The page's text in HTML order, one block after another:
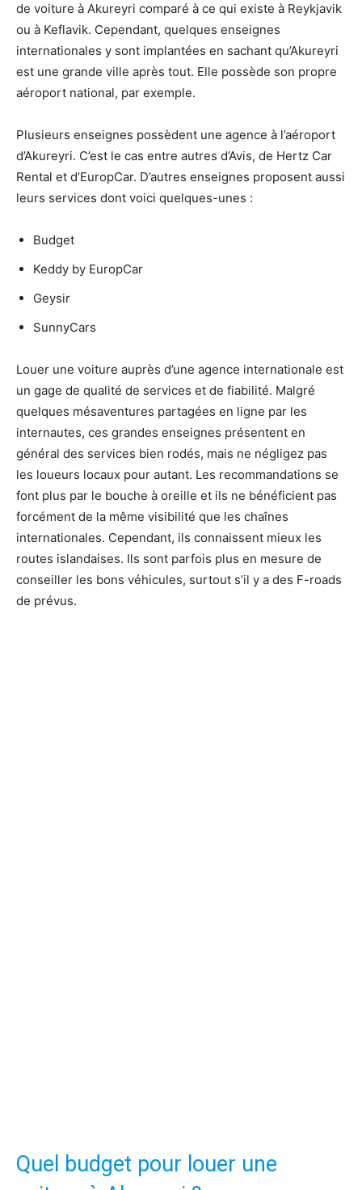
de voiture à Akureyri comparé à ce qui existe à Reykjavik
ou à Keflavik. Cependant, quelques enseignes
internationales y sont implantées en sachant qu’Akureyri
est une grande ville après tout. Elle possède son propre
aéroport national, par exemple.
Plusieurs enseignes possèdent une agence à l’aéroport
d’Akureyri. C’est le cas entre autres d’Avis, de Hertz Car
Rental et d’EuropCar. D’autres enseignes proposent aussi
leurs services dont voici quelques-unes :
Budget
Keddy by EuropCar
Geysir
SunnyCars
Louer une voiture auprès d’une agence internationale est
un gage de qualité de services et de fiabilité. Malgré
quelques mésaventures partagées en ligne par les
internautes, ces grandes enseignes présentent en
général des services bien rodés, mais ne négligez pas
les loueurs locaux pour autant. Les recommandations se
font plus par le bouche à oreille et ils ne bénéficient pas
forcément de la même visibilité que les chaînes
internationales. Cependant, ils connaissent mieux les
routes islandaises. Ils sont parfois plus en mesure de
conseiller les bons véhicules, surtout s’il y a des F-roads
de prévus.
Quel budget pour louer une